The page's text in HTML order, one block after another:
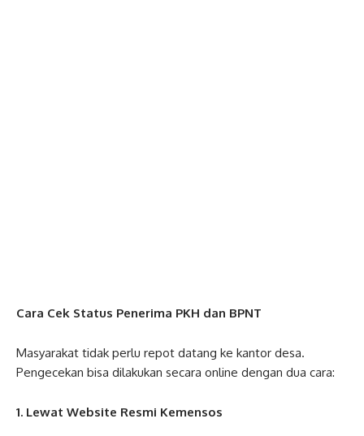
Cara Cek Status Penerima PKH dan BPNT
Masyarakat tidak perlu repot datang ke kantor desa.
Pengecekan bisa dilakukan secara online dengan dua cara:
1. Lewat Website Resmi Kemensos